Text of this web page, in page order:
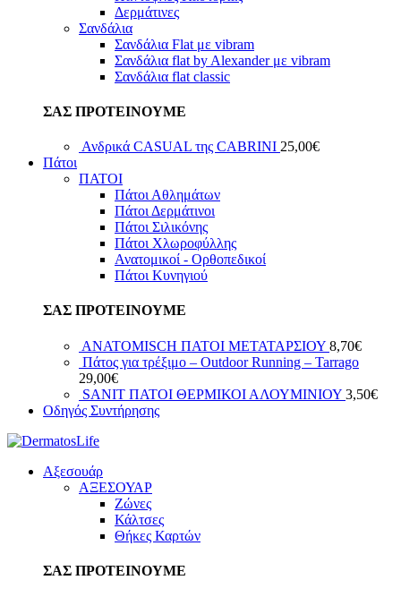
Δερμάτινες
Σανδάλια
Σανδάλια Flat με vibram
Σανδάλια flat by Alexander με vibram
Σανδάλια flat classic
ΣΑΣ ΠΡΟΤΕΙΝΟΥΜΕ
Ανδρικά CASUAL της CABRINI 25,00€
Πάτοι
ΠΑΤΟΙ
Πάτοι Αθλημάτων
Πάτοι Δερμάτινοι
Πάτοι Σιλικόνης
Πάτοι Χλωροφύλλης
Ανατομικοί - Ορθοπεδικοί
Πάτοι Κυνηγιού
ΣΑΣ ΠΡΟΤΕΙΝΟΥΜΕ
ANATOMISCH ΠΑΤΟΙ ΜΕΤΑΤΑΡΣΙΟΥ 8,70€
Πάτος για τρέξιμο – Outdoor Running – Tarrago
29,00€
SANIT ΠΑΤΟΙ ΘΕΡΜΙΚΟΙ ΑΛΟΥΜΙΝΙΟΥ 3,50€
Οδηγός Συντήρησης
Αξεσουάρ
ΑΞΕΣΟΥΑΡ
Ζώνες
Κάλτσες
Θήκες Καρτών
ΣΑΣ ΠΡΟΤΕΙΝΟΥΜΕ